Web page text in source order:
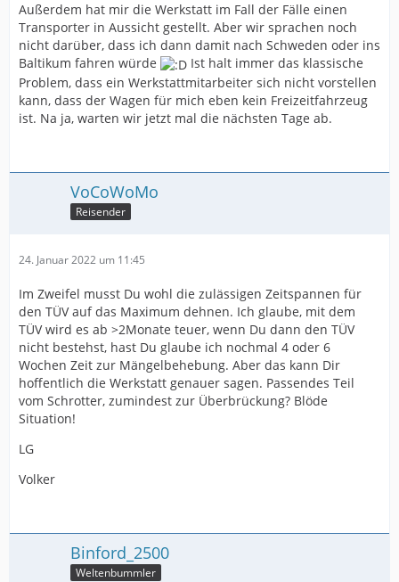
Außerdem hat mir die Werkstatt im Fall der Fälle einen
Transporter in Aussicht gestellt. Aber wir sprachen noch
nicht darüber, dass ich dann damit nach Schweden oder ins
Baltikum fahren würde
Ist halt immer das klassische
Problem, dass ein Werkstattmitarbeiter sich nicht vorstellen
kann, dass der Wagen für mich eben kein Freizeitfahrzeug
ist. Na ja, warten wir jetzt mal die nächsten Tage ab.
VoCoWoMo
Reisender
24. Januar 2022 um 11:45
Im Zweifel musst Du wohl die zulässigen Zeitspannen für
den TÜV auf das Maximum dehnen. Ich glaube, mit dem
TÜV wird es ab >2Monate teuer, wenn Du dann den TÜV
nicht bestehst, hast Du glaube ich nochmal 4 oder 6
Wochen Zeit zur Mängelbehebung. Aber das kann Dir
hoffentlich die Werkstatt genauer sagen. Passendes Teil
vom Schrotter, zumindest zur Überbrückung? Blöde
Situation!
LG
Volker
Binford_2500
Weltenbummler